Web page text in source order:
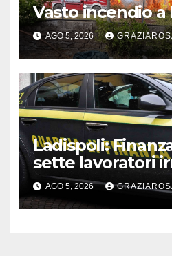
Vasto incendio
AGO 5, 2026
Ladispoli:
sette lavoratori
AGO 5, 2026